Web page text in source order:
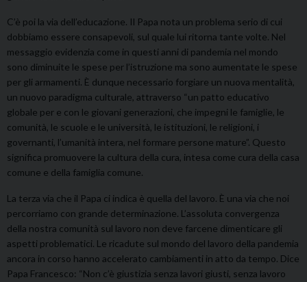
C’è poi la via dell’educazione. Il Papa nota un problema serio di cui
dobbiamo essere consapevoli, sul quale lui ritorna tante volte. Nel
messaggio evidenzia come in questi anni di pandemia nel mondo
sono diminuite le spese per l’istruzione ma sono aumentate le spese
per gli armamenti. È dunque necessario forgiare un nuova mentalità,
un nuovo paradigma culturale, attraverso “un patto educativo
globale per e con le giovani generazioni, che impegni le famiglie, le
comunità, le scuole e le università, le istituzioni, le religioni, i
governanti, l’umanità intera, nel formare persone mature”. Questo
significa promuovere la cultura della cura, intesa come cura della casa
comune e della famiglia comune.
La terza via che il Papa ci indica è quella del lavoro. È una via che noi
percorriamo con grande determinazione. L’assoluta convergenza
della nostra comunità sul lavoro non deve farcene dimenticare gli
aspetti problematici. Le ricadute sul mondo del lavoro della pandemia
ancora in corso hanno accelerato cambiamenti in atto da tempo. Dice
Papa Francesco: “Non c’è giustizia senza lavori giusti, senza lavoro